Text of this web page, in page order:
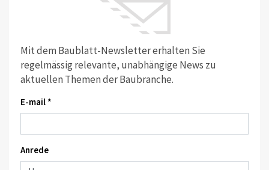
Mit dem Baublatt-Newsletter erhalten Sie
regelmässig relevante, unabhängige News zu
aktuellen Themen der Baubranche.
E-mail *
Anrede